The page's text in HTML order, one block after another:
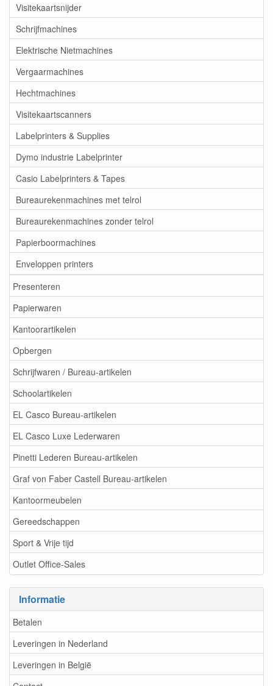
Visitekaartsnijder
Schrijfmachines
Elektrische Nietmachines
Vergaarmachines
Hechtmachines
Visitekaartscanners
Labelprinters & Supplies
Dymo industrie Labelprinter
Casio Labelprinters & Tapes
Bureaurekenmachines met telrol
Bureaurekenmachines zonder telrol
Papierboormachines
Enveloppen printers
Presenteren
Papierwaren
Kantoorartikelen
Opbergen
Schrijfwaren / Bureau-artikelen
Schoolartikelen
EL Casco Bureau-artikelen
EL Casco Luxe Lederwaren
Pinetti Lederen Bureau-artikelen
Graf von Faber Castell Bureau-artikelen
Kantoormeubelen
Gereedschappen
Sport & Vrije tijd
Outlet Office-Sales
Informatie
Betalen
Leveringen in Nederland
Leveringen in België